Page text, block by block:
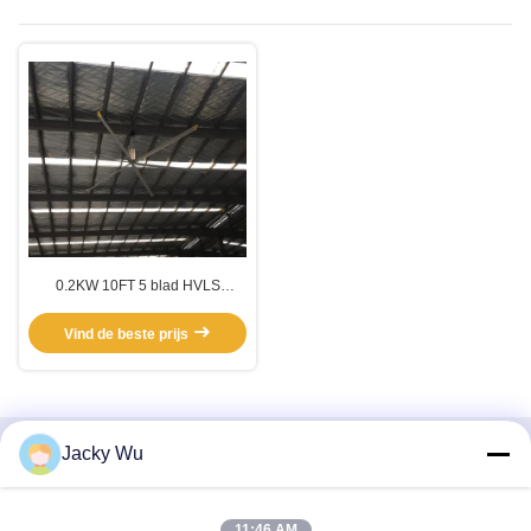
0.2KW 10FT 5 blad HVLS
Vind de beste prijs
Snel contact
Jacky Wu